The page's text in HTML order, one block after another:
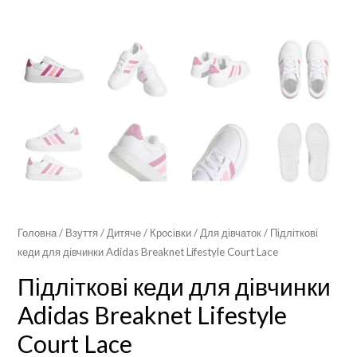
Головна/ Взуття / Дитяче/ Кросівки/ Для дівчаток/ Підліткові
кеди для дівчинки Adidas Breaknet Lifestyle Court Lace
Підліткові кеди для дівчинки
Adidas Breaknet Lifestyle
Court Lace